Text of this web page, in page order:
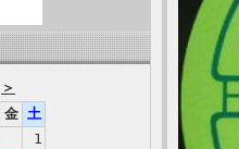
＞
金 土
1